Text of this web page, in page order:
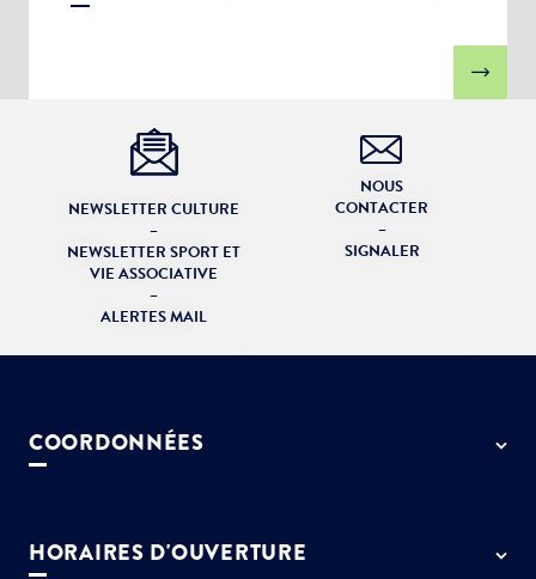
NEWSLETTER CULTURE
–
NEWSLETTER SPORT ET
VIE ASSOCIATIVE
–
ALERTES MAIL
NOUS
CONTACTER
–
SIGNALER
COORDONNÉES
01 64 13 55 55
HORAIRES D'OUVERTURE